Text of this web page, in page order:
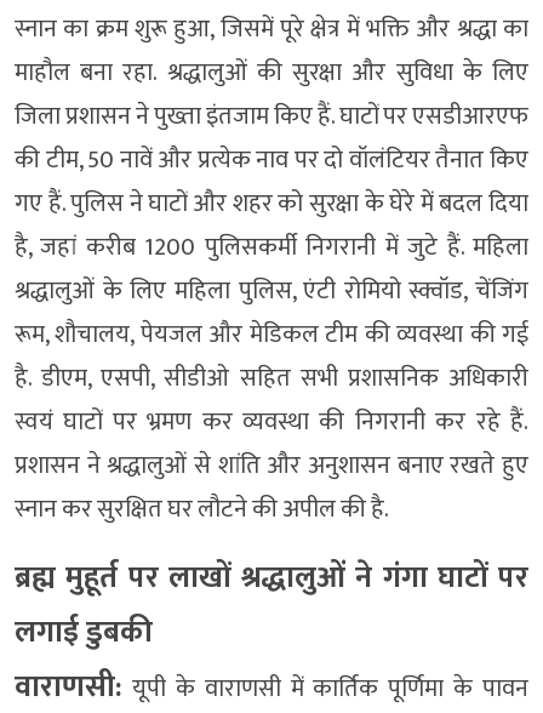
स्नान का क्रम शुरू हुआ, जिसमें पूरे क्षेत्र में भक्ति और श्रद्धा का
माहौल बना रहा. श्रद्धालुओं की सुरक्षा और सुविधा के लिए
जिला प्रशासन ने पुख्ता इंतजाम किए हैं. घाटों पर एसडीआरएफ
की टीम, 50 नावें और प्रत्येक नाव पर दो वॉलंटियर तैनात किए
गए हैं. पुलिस ने घाटों और शहर को सुरक्षा के घेरे में बदल दिया
है, जहां करीब 1200 पुलिसकर्मी निगरानी में जुटे हैं. महिला
श्रद्धालुओं के लिए महिला पुलिस, एंटी रोमियो स्क्वॉड, चेंजिंग
रूम, शौचालय, पेयजल और मेडिकल टीम की व्यवस्था की गई
है. डीएम, एसपी, सीडीओ सहित सभी प्रशासनिक अधिकारी
स्वयं घाटों पर भ्रमण कर व्यवस्था की निगरानी कर रहे हैं.
प्रशासन ने श्रद्धालुओं से शांति और अनुशासन बनाए रखते हुए
स्नान कर सुरक्षित घर लौटने की अपील की है.
ब्रह्म मुहूर्त पर लाखों श्रद्धालुओं ने गंगा घाटों पर
लगाई डुबकी
वाराणसी: यूपी के वाराणसी में कार्तिक पूर्णिमा के पावन